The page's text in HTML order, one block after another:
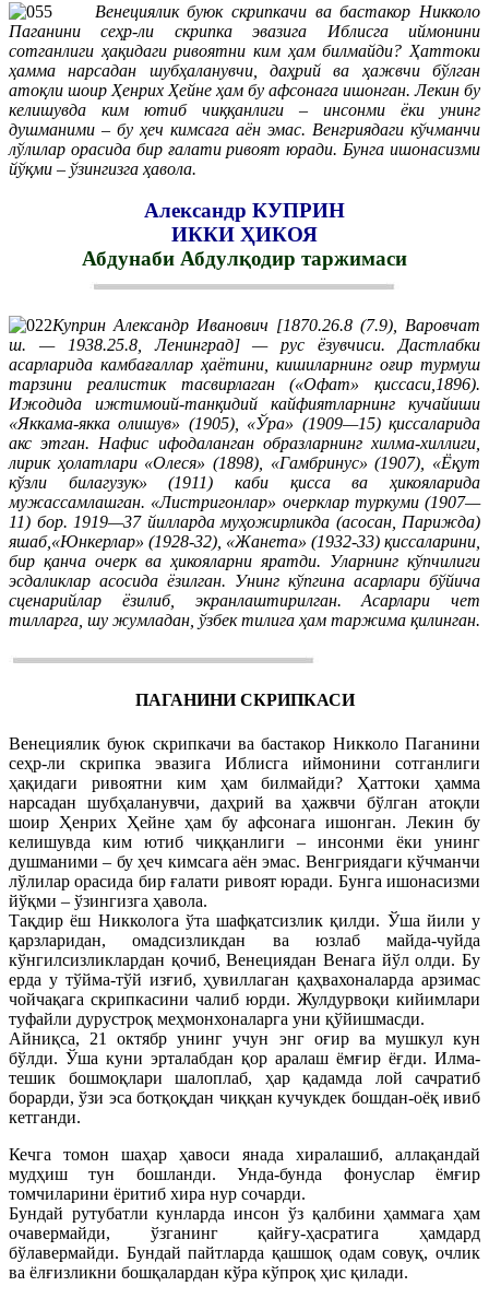
Венециялик буюк скрипкачи ва бастакор Никколо
Паганини сеҳр-ли скрипка эвазига Иблисга иймонини
сотганлиги ҳақидаги ривоятни ким ҳам билмайди? Ҳаттоки
ҳамма нарсадан шубҳаланувчи, даҳрий ва ҳажвчи бўлган
атоқли шоир Ҳенрих Ҳейне ҳам бу афсонага ишонган. Лекин бу
келишувда ким ютиб чиққанлиги – инсонми ёки унинг
душманими – бу ҳеч кимсага аён эмас. Венгриядаги кўчманчи
лўлилар орасида бир ғалати ривоят юради. Бунга ишонасизми
йўқми – ўзингизга ҳавола.
Александр КУПРИН
ИККИ ҲИКОЯ
Абдунаби Абдулқодир таржимаси
Куприн Александр Иванович [1870.26.8 (7.9), Варовчат
ш. — 1938.25.8, Ленинград] — рус ёзувчиси. Дастлабки
асарларида камбағаллар ҳаётини, кишиларнинг оғир турмуш
тарзини реалистик тасвирлаган («Офат» қиссаси,1896).
Ижодида ижтимоий-танқидий кайфиятларнинг кучайиши
«Яккама-якка олишув» (1905), «Ўра» (1909—15) қиссаларида
акс этган. Нафис ифодаланган образларнинг хилма-хиллиги,
лирик ҳолатлари «Олеся» (1898), «Гамбринус» (1907), «Ёқут
кўзли билагузук» (1911) каби қисса ва ҳикояларида
мужассамлашган. «Листригонлар» очерклар туркуми (1907—
11) бор. 1919—37 йилларда муҳожирликда (асосан, Парижда)
яшаб,«Юнкерлар» (1928-32), «Жанета» (1932-33) қиссаларини,
бир қанча очерк ва ҳикояларни яратди. Уларнинг кўпчилиги
эсдаликлар асосида ёзилган. Унинг кўпгина асарлари бўйича
сценарийлар ёзилиб, экранлаштирилган. Асарлари чет
тилларга, шу жумладан, ўзбек тилига ҳам таржима қилинган.
ПАГАНИНИ СКРИПКАСИ
Венециялик буюк скрипкачи ва бастакор Никколо Паганини
сеҳр-ли скрипка эвазига Иблисга иймонини сотганлиги
ҳақидаги ривоятни ким ҳам билмайди? Ҳаттоки ҳамма
нарсадан шубҳаланувчи, даҳрий ва ҳажвчи бўлган атоқли
шоир Ҳенрих Ҳейне ҳам бу афсонага ишонган. Лекин бу
келишувда ким ютиб чиққанлиги – инсонми ёки унинг
душманими – бу ҳеч кимсага аён эмас. Венгриядаги кўчманчи
лўлилар орасида бир ғалати ривоят юради. Бунга ишонасизми
йўқми – ўзингизга ҳавола.
Тақдир ёш Никколога ўта шафқатсизлик қилди. Ўша йили у
қарзларидан, омадсизликдан ва юзлаб майда-чуйда
кўнгилсизликлардан қочиб, Венециядан Венага йўл олди. Бу
ерда у тўйма-тўй изғиб, ҳувиллаган қаҳвахоналарда арзимас
чойчақага скрипкасини чалиб юрди. Жулдурвоқи кийимлари
туфайли дурустроқ меҳмонхоналарга уни қўйишмасди.
Айниқса, 21 октябр унинг учун энг оғир ва мушкул кун
бўлди. Ўша куни эрталабдан қор аралаш ёмғир ёғди. Илма-
тешик бошмоқлари шалоплаб, ҳар қадамда лой сачратиб
борарди, ўзи эса ботқоқдан чиққан кучукдек бошдан-оёқ ивиб
кетганди.
Кечга томон шаҳар ҳавоси янада хиралашиб, аллақандай
мудҳиш тун бошланди. Унда-бунда фонуслар ёмғир
томчиларини ёритиб хира нур сочарди.
Бундай рутубатли кунларда инсон ўз қалбини ҳаммага ҳам
очавермайди, ўзганинг қайғу-ҳасратига ҳамдард
бўлавермайди. Бундай пайтларда қашшоқ одам совуқ, очлик
ва ёлғизликни бошқалардан кўра кўпроқ ҳис қилади.